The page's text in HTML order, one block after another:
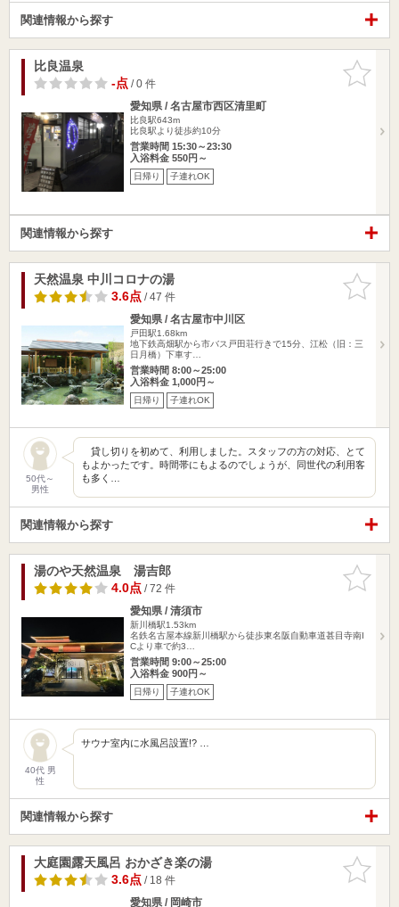
関連情報から探す
お気に入
りに追加
比良温泉
-点/ 0 件
愛知県 / 名古屋市西区清里町
比良駅643m
比良駅より徒歩約10分
営業時間 15:30～23:30
入浴料金 550円～
日帰り 子連れOK
関連情報から探す
お気に入
りに追加
天然温泉 中川コロナの湯
3.6点/ 47 件
愛知県 / 名古屋市中川区
戸田駅1.68km
地下鉄高畑駅から市バス戸田荘行きで15分、江松（旧：三
日月橋）下車す…
営業時間 8:00～25:00
入浴料金 1,000円～
日帰り 子連れOK
50代～
男性
貸し切りを初めて、利用しました。スタッフの方の対応、とて
もよかったです。時間帯にもよるのでしょうが、同世代の利用客
も多く…
関連情報から探す
お気に入
りに追加
湯のや天然温泉 湯吉郎
4.0点/ 72 件
愛知県 / 清須市
新川橋駅1.53km
名鉄名古屋本線新川橋駅から徒歩東名阪自動車道甚目寺南I
Cより車で約3…
営業時間 9:00～25:00
入浴料金 900円～
日帰り 子連れOK
40代 男
性
サウナ室内に水風呂設置!? …
関連情報から探す
お気に入
りに追加
大庭園露天風呂 おかざき楽の湯
3.6点/ 18 件
愛知県 / 岡崎市